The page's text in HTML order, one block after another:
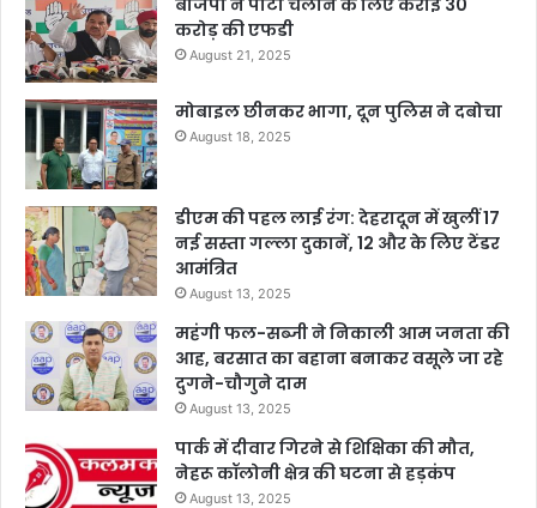
करोड़ की एफडी
August 21, 2025
मोबाइल छीनकर भागा, दून पुलिस ने दबोचा
August 18, 2025
डीएम की पहल लाई रंग: देहरादून में खुलीं 17
नई सस्ता गल्ला दुकानें, 12 और के लिए टेंडर
आमंत्रित
August 13, 2025
महंगी फल-सब्जी ने निकाली आम जनता की
आह, बरसात का बहाना बनाकर वसूले जा रहे
दुगने-चौगुने दाम
August 13, 2025
पार्क में दीवार गिरने से शिक्षिका की मौत,
नेहरू कॉलोनी क्षेत्र की घटना से हड़कंप
August 13, 2025